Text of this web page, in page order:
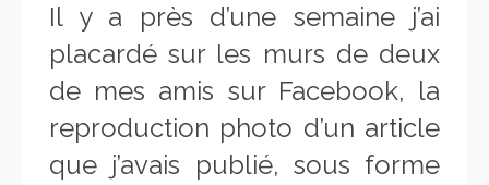
Il y a près d’une semaine j’ai
placardé sur les murs de deux
de mes amis sur Facebook, la
reproduction photo d’un article
que j’avais publié, sous forme